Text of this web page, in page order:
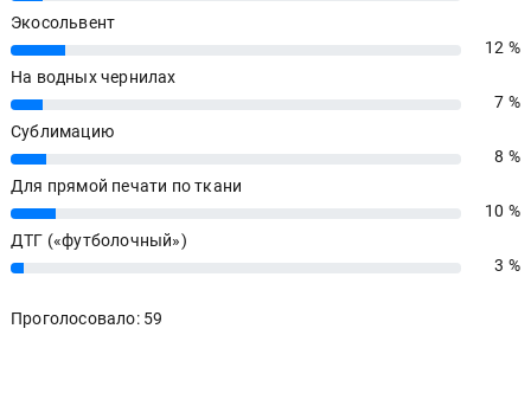
Экосольвент
12%
12 %
На водных чернилах
7%
7 %
Сублимацию
8%
8 %
Для прямой печати по ткани
10%
10 %
ДТГ («футболочный»)
3% 3 %
Проголосовало: 59